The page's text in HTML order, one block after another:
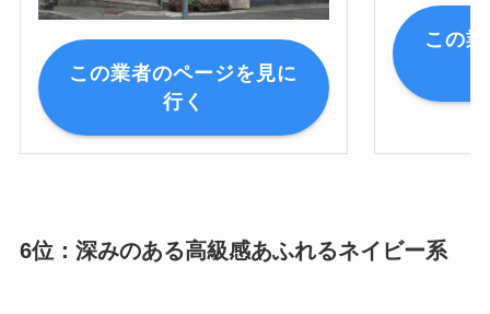
この業者のページを見に
行く
この
6位：深みのある高級感あふれるネイビー系